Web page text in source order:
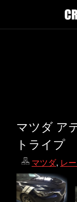
マツダ ア
トライプ
マツダ, レ